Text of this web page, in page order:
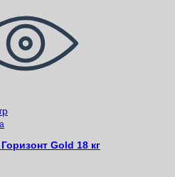
Gold 18 кг